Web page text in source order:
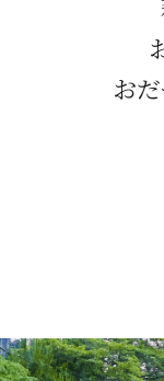
お